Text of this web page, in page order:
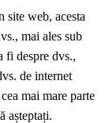
site web, acesta
mai ales sub
fi despre dvs.,
de internet
mai mare parte
așteptați.